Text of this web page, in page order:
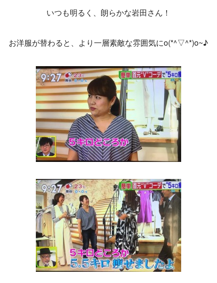
いつも明るく、朗らかな岩田さん！
お洋服が替わると、より一層素敵な雰囲気にo(*^▽^*)o~♪